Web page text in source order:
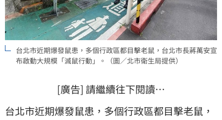
台北市近期爆發鼠患，多個行政區都目擊老鼠，台北市長蔣萬安宣
布啟動大規模「滅鼠行動」。（圖／北市衛生局提供）
[廣告] 請繼續往下閱讀…
台北市近期爆發鼠患，多個行政區都目擊老鼠，